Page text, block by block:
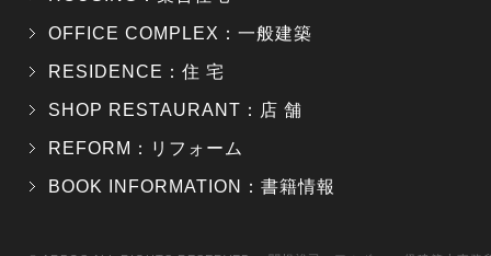
OFFICE COMPLEX：一般建築
RESIDENCE：住 宅
SHOP RESTAURANT：店 舗
REFORM：リフォーム
BOOK INFORMATION：書籍情報